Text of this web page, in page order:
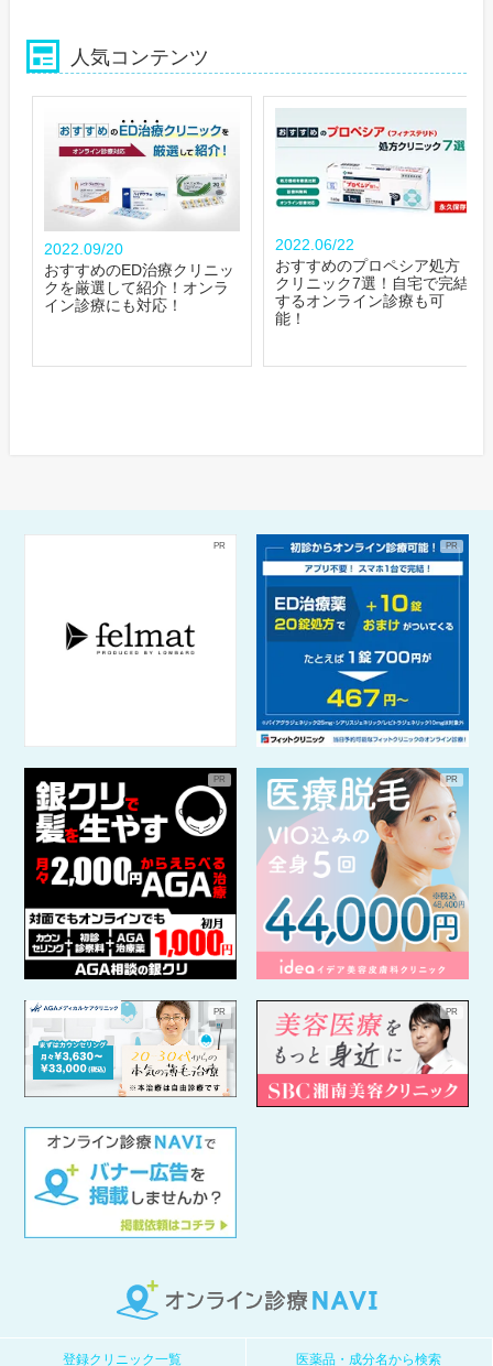
人気コンテンツ
2022.09/20
おすすめのED治療クリニッ
クを厳選して紹介！オンラ
イン診療にも対応！
2022.06/22
おすすめのプロペシア処方
クリニック7選！自宅で完結
するオンライン診療も可
能！
登録クリニック一覧 医薬品・成分名から検索